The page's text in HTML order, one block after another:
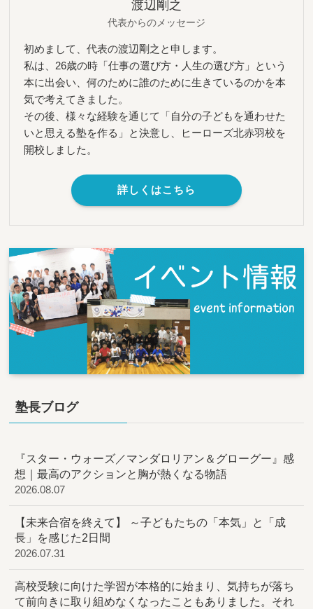
渡辺剛之
代表からのメッセージ
初めまして、代表の渡辺剛之と申します。
私は、26歳の時「仕事の選び方・人生の選び方」という
本に出会い、何のために誰のために生きているのかを本
気で考えてきました。
その後、様々な経験を通じて「自分の子どもを通わせた
いと思える塾を作る」と決意し、ヒーローズ北赤羽校を
開校しました。
詳しくはこちら
塾長ブログ
『スター・ウォーズ／マンダロリアン＆グローグー』感
想｜最高のアクションと胸が熱くなる物語
2026.08.07
【未来合宿を終えて】 ～子どもたちの「本気」と「成
長」を感じた2日間
2026.07.31
高校受験に向けた学習が本格的に始まり、気持ちが落ち
て前向きに取り組めなくなったこともありました。それ